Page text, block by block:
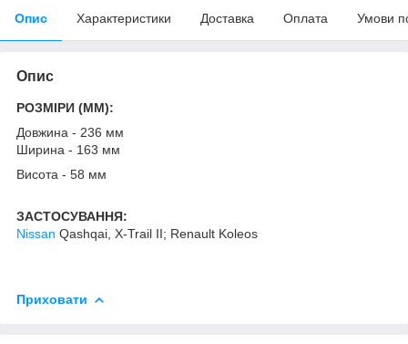
Опис Характеристики Доставка Оплата Умови
Опис
РОЗМІРИ (MM):
Довжина - 236 мм
Ширина - 163 мм
Висота - 58 мм
ЗАСТОСУВАННЯ:
Nissan Qashqai, X-Trail II; Renault Koleos
Приховати